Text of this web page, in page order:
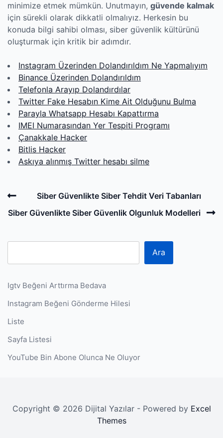
minimize etmek mümkün. Unutmayın, güvende kalmak
için sürekli olarak dikkatli olmalıyız. Herkesin bu
konuda bilgi sahibi olması, siber güvenlik kültürünü
oluşturmak için kritik bir adımdır.
Instagram Üzerinden Dolandırıldım Ne Yapmalıyım
Binance Üzerinden Dolandırıldım
Telefonla Arayıp Dolandırdılar
Twitter Fake Hesabın Kime Ait Olduğunu Bulma
Parayla Whatsapp Hesabı Kapattırma
IMEI Numarasından Yer Tespiti Programı
Çanakkale Hacker
Bitlis Hacker
Askıya alınmış Twitter hesabı silme
Post
navigation
Previous
Post
Siber Güvenlikte Siber Tehdit Veri Tabanları
Siber Güvenlikte Siber Güvenlik Olgunluk Modelleri
Ara
Igtv Beğeni Arttırma Bedava
Instagram Beğeni Gönderme Hilesi
Liste
Sayfa Listesi
YouTube Bin Abone Olunca Ne Oluyor
Copyright © 2026 Dijital Yazılar - Powered by Excel
Themes